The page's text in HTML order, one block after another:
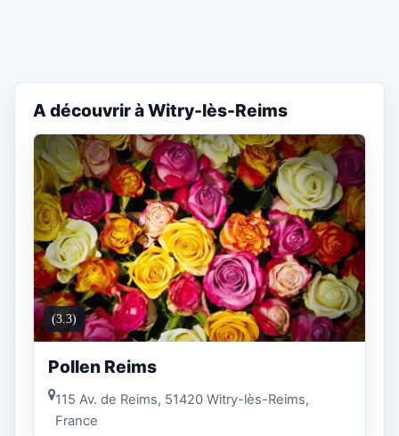
A découvrir à Witry-lès-Reims
(3.3)
Pollen Reims
115 Av. de Reims, 51420 Witry-lès-Reims,
France